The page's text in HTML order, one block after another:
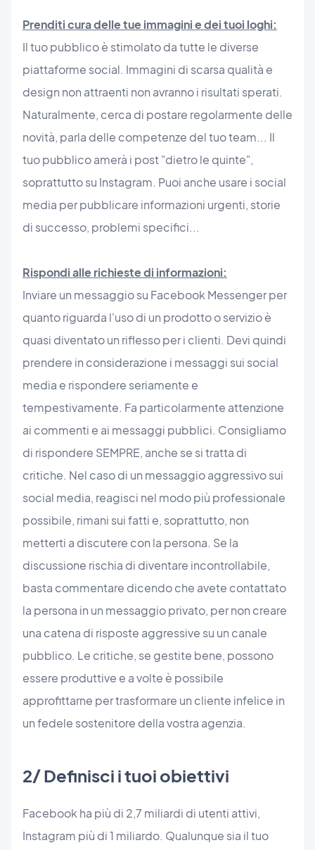
Prenditi cura delle tue immagini e dei tuoi loghi:
Il tuo pubblico è stimolato da tutte le diverse
piattaforme social. Immagini di scarsa qualità e
design non attraenti non avranno i risultati sperati.
Naturalmente, cerca di postare regolarmente delle
novità, parla delle competenze del tuo team... Il
tuo pubblico amerà i post "dietro le quinte",
soprattutto su Instagram. Puoi anche usare i social
media per pubblicare informazioni urgenti, storie
di successo, problemi specifici...
Rispondi alle richieste di informazioni:
Inviare un messaggio su Facebook Messenger per
quanto riguarda l'uso di un prodotto o servizio è
quasi diventato un riflesso per i clienti. Devi quindi
prendere in considerazione i messaggi sui social
media e rispondere seriamente e
tempestivamente. Fa particolarmente attenzione
ai commenti e ai messaggi pubblici. Consigliamo
di rispondere SEMPRE, anche se si tratta di
critiche. Nel caso di un messaggio aggressivo sui
social media, reagisci nel modo più professionale
possibile, rimani sui fatti e, soprattutto, non
metterti a discutere con la persona. Se la
discussione rischia di diventare incontrollabile,
basta commentare dicendo che avete contattato
la persona in un messaggio privato, per non creare
una catena di risposte aggressive su un canale
pubblico. Le critiche, se gestite bene, possono
essere produttive e a volte è possibile
approfittarne per trasformare un cliente infelice in
un fedele sostenitore della vostra agenzia.
2/ Definisci i tuoi obiettivi
Facebook ha più di 2,7 miliardi di utenti attivi,
Instagram più di 1 miliardo. Qualunque sia il tuo